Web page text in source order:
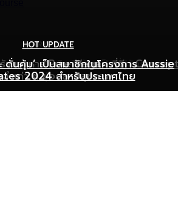
MARKETING
อาหารอย่างไร ให้ร้านเป็นที่รู้จักยอดขาย
พุ่ง
HOT UPDATE
านอาหาร Pure Vegan ที่ฉีก
ำเก่า ๆ ของสายสุขภาพ
HOT UPDATE
ดั่นคุ้ม’ เป็นสมาชิกในโครงการ Aussie
2024 สำหรับประเทศไทย